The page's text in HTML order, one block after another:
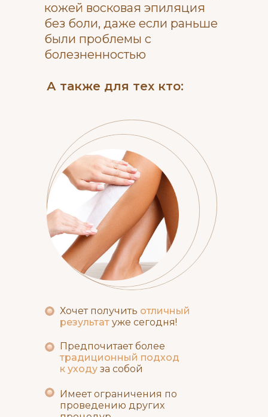
Хочет получить отличный
результат уже сегодня!
Предпочитает более
традиционный подход
к уходу за собой
Имеет ограничения по
проведению других
кожей восковая эпиляция
без боли, даже если раньше
были проблемы с
болезненностью
А также для тех кто: